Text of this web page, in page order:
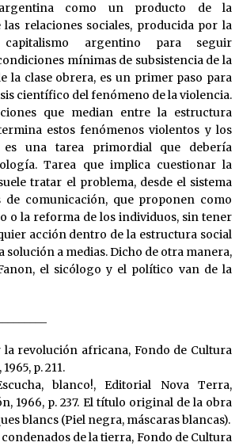
como un producto de la
las relaciones sociales, producida por la
argentino para seguir
mínimas de subsistencia de la
la clase obrera, es un primer paso para
científico del fenómeno de la violencia.
que median entre la estructura
estos fenómenos violentos y los
una tarea primordial que debería
Tarea que implica cuestionar la
tratar el problema, desde el sistema
de comunicación, que proponen como
o la reforma de los individuos, sin tener
acción dentro de la estructura social
solución a medias. Dicho de otra manera,
el sicólogo y el político van de la
la revolución africana, Fondo de Cultura
p. 211.
blanco!, Editorial Nova Terra,
1966, p. 237. El título original de la obra
blancs (Piel negra, máscaras blancas).
de la tierra, Fondo de Cultura